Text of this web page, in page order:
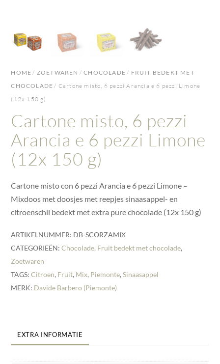
HOME / ZOETWAREN /CHOCOLADE / FRUIT BEDEKT MET
CHOCOLADE / Cartone misto, 6 pezzi Arancia e 6 pezzi Limone
(12x 150 g)
Cartone misto, 6 pezzi
Arancia e 6 pezzi Limone
(12x 150 g)
Cartone misto con 6 pezzi Arancia e 6 pezzi Limone –
Mixdoos met doosjes met reepjes sinaasappel- en
citroenschil bedekt met extra pure chocolade (12x 150 g)
ARTIKELNUMMER: DB-SCORZAMIX
CATEGORIEËN:Chocolade, Fruit bedekt met chocolade,
Zoetwaren
TAGS:Citroen, Fruit, Mix, Piemonte,Sinaasappel
MERK: Davide Barbero (Piemonte)
EXTRA INFORMATIE